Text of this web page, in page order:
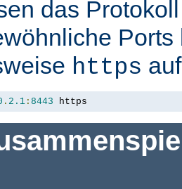
das
Ports
https
. 2.1 : 8443 https